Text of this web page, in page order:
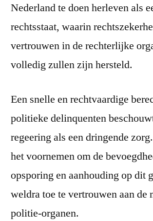
Nederland te doen herleven als
rechtsstaat, waarin
vertrouwen in de rechterlijke
volledig zullen zijn hersteld.
Een snelle en rechtvaardige
politieke delinquenten
regeering als een dringende
het voornemen om de
opsporing en aanhouding op dit
weldra toe te vertrouwen aan de
politie-organen.